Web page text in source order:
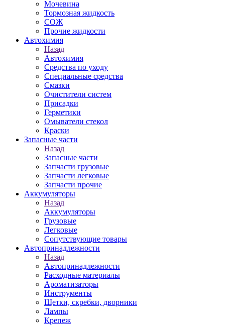
Мочевина
Тормозная жидкость
СОЖ
Прочие жидкости
Автохимия
Назад
Автохимия
Средства по уходу
Специальные средства
Смазки
Очистители систем
Присадки
Герметики
Омыватели стекол
Краски
Запасные части
Назад
Запасные части
Запчасти грузовые
Запчасти легковые
Запчасти прочие
Аккумуляторы
Назад
Аккумуляторы
Грузовые
Легковые
Сопутствующие товары
Автопринадлежности
Назад
Автопринадлежности
Расходные материалы
Ароматизаторы
Инструменты
Щетки, скребки, дворники
Лампы
Крепеж